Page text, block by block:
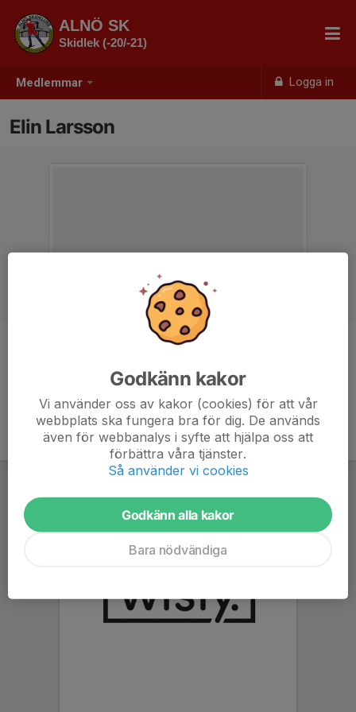
Medlemmar Logga in
ALNÖ SK
Skidlek (-20/-21)
Elin Larsson
Godkänn kakor
Vi använder oss av kakor (cookies) för att vår
webbplats ska fungera bra för dig. De används
även för webbanalys i syfte att hjälpa oss att
förbättra våra tjänster.
Så använder vi cookies
Godkänn alla kakor
Bara nödvändiga